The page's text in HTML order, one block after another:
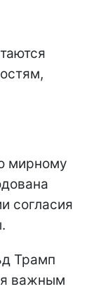
мирному
согласия
Трамп
важным